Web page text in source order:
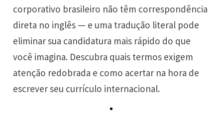
corporativo brasileiro não têm correspondência
direta no inglês — e uma tradução literal pode
eliminar sua candidatura mais rápido do que
você imagina. Descubra quais termos exigem
atenção redobrada e como acertar na hora de
escrever seu currículo internacional.